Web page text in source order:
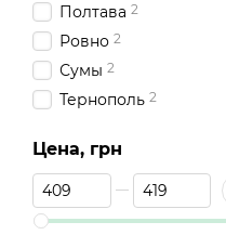
Полтава 2
Ровно 2
Сумы 2
Тернополь 2
Херсон
Хмельницкий
Черкасы
Цена, грн
От Цена, грн
До Цена, грн